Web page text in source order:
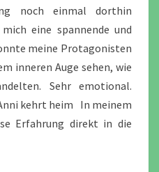
noch einmal dorthin
eine spannende und
meine Protagonisten
inneren Auge sehen, wie
Sehr emotional.
kehrt heim In meinem
Erfahrung direkt in die